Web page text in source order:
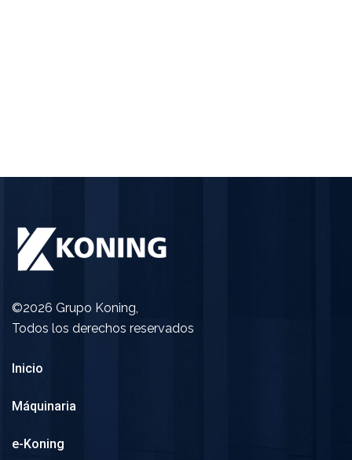
©2026 Grupo Koning,
Todos los derechos reservados
Inicio
Máquinaria
e-Koning